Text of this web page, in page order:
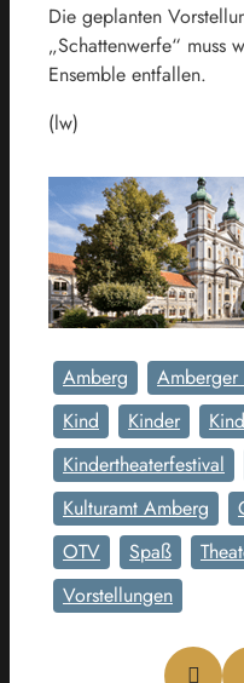
Die geplanten
„Schattenwerfe“ muss
Ensemble entfallen.
(lw)
Amberg Amberger
Kind
Kinder
Kindertheaterfestival
Kulturamt Amberg
OTV
Spaß
Vorstellungen